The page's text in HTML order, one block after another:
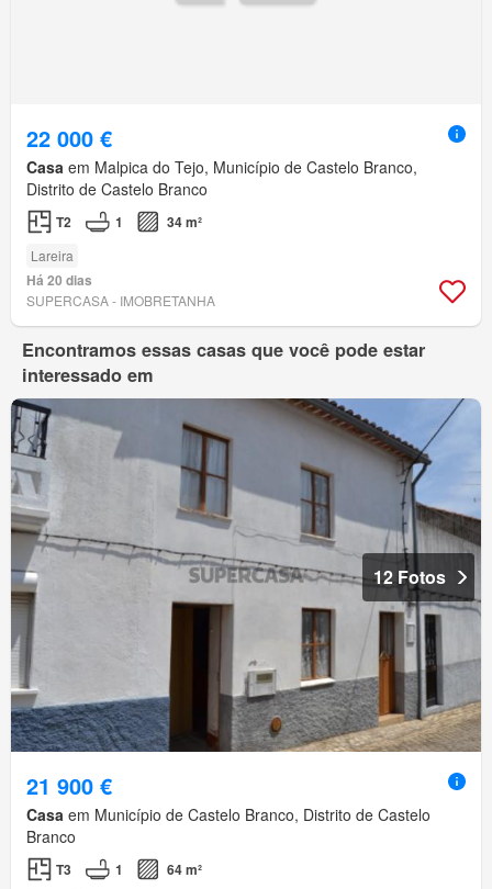
22 000 €
Casa em Malpica do Tejo, Município de Castelo Branco,
Distrito de Castelo Branco
T2 1 34 m²
Lareira
Há 20 dias
SUPERCASA - IMOBRETANHA
Encontramos essas casas que você pode estar
interessado em
12 Fotos
21 900 €
Casa em Município de Castelo Branco, Distrito de Castelo
Branco
T3 1 64 m²